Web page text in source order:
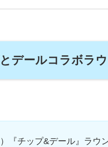
デールコラボラ
『チップ&デール』ラウ